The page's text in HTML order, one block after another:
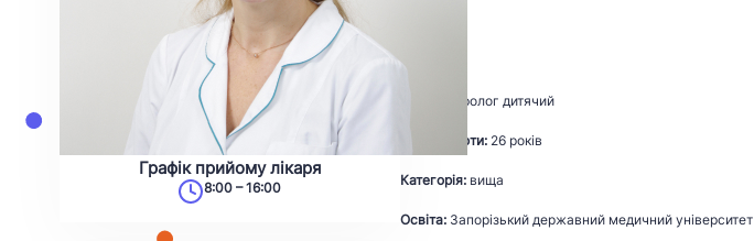
Графік прийому лікаря
8:00 – 16:00
Лікар невролог дитячий
Стаж роботи:26 років
Категорія:вища
Освіта:Запорізький державний медичний університет